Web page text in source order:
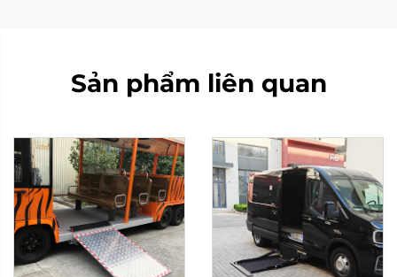
Sản phẩm liên quan